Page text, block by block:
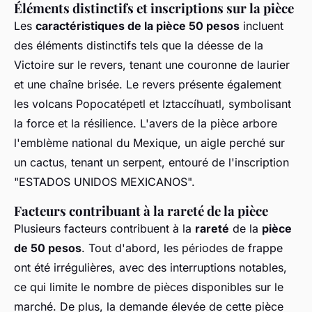
Éléments distinctifs et inscriptions sur la pièce
Les caractéristiques de la pièce 50 pesos incluent
des éléments distinctifs tels que la déesse de la
Victoire sur le revers, tenant une couronne de laurier
et une chaîne brisée. Le revers présente également
les volcans Popocatépetl et Iztaccíhuatl, symbolisant
la force et la résilience. L'avers de la pièce arbore
l'emblème national du Mexique, un aigle perché sur
un cactus, tenant un serpent, entouré de l'inscription
"ESTADOS UNIDOS MEXICANOS".
Facteurs contribuant à la rareté de la pièce
Plusieurs facteurs contribuent à la rareté de la pièce
de 50 pesos. Tout d'abord, les périodes de frappe
ont été irrégulières, avec des interruptions notables,
ce qui limite le nombre de pièces disponibles sur le
marché. De plus, la demande élevée de cette pièce